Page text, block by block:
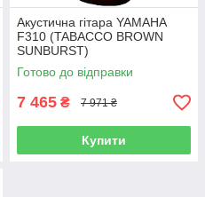
Акустична гітара YAMAHA
F310 (TABACCO BROWN
SUNBURST)
Готово до відправки
7 465 ₴ 7 971 ₴
Купити